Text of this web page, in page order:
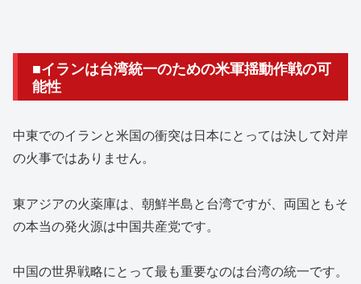
■イランは台湾統一のための米軍揺動作戦の可
能性
中東でのイランと米国の衝突は日本にとっては決して対岸
の火事ではありません。
東アジアの火薬庫は、朝鮮半島と台湾ですが、両国ともそ
の本当の発火源は中国共産党です。
中国の世界戦略にとって最も重要なのは台湾の統一です。